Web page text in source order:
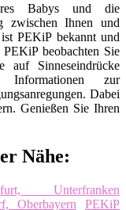
Babys und die
zwischen Ihnen und
PEKiP bekannt und
beobachten Sie
Sinneseindrücke
Informationen zur
Dabei
Genießen Sie Ihren
Nähe:
Unterfranken
Oberbayern
PEKiP